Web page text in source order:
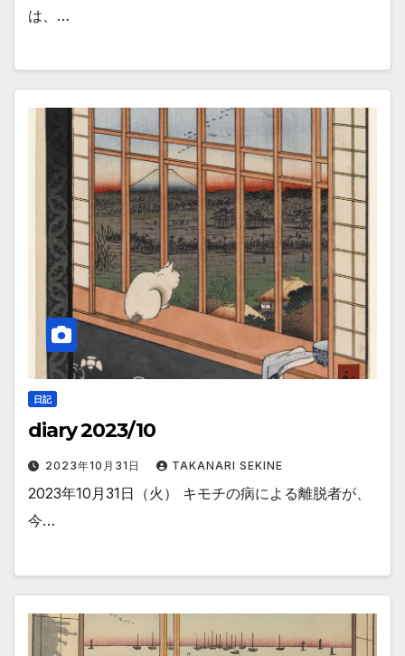
は、…
日記
diary 2023/10
2023年10月31日 TAKANARI SEKINE
2023年10月31日（火） キモチの病による離脱者が、
今…